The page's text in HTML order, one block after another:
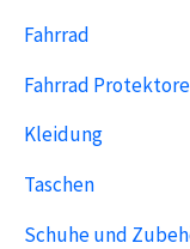
Fahrrad
Fahrrad
Kleidung
Taschen
Schuhe und